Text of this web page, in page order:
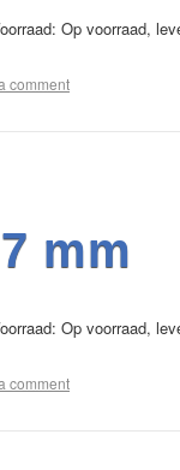
Op voorraad,
comment
mm
Op voorraad,
comment